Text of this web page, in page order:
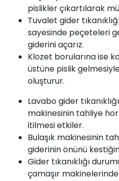
pislikler çıkartılarak
Tuvalet gider
sayesinde peçeteleri
giderini açarız.
Klozet borularına ise
üstüne pislik gelmesiyle
oluşturur.
Lavabo gider
makinesinin tahliye
itilmesi etkiler.
Bulaşık makinesinin
giderinin önünü
Gider tıkanıklığı
çamaşır makinelerinde